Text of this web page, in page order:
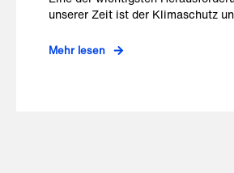
unserer Zeit ist der Klimaschutz
Mehr lesen